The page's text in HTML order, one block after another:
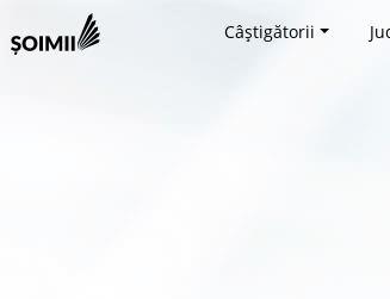
Câștigătorii